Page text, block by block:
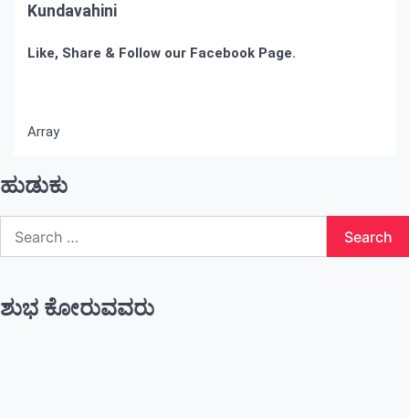
Kundavahini
Like, Share & Follow our Facebook Page.
Array
ಹುಡುಕು
for:
ಶುಭ ಕೋರುವವರು